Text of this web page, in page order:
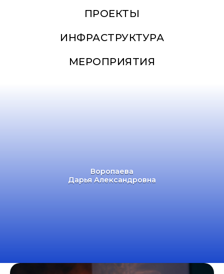
ПРОЕКТЫ
ИНФРАСТРУКТУРА
МЕРОПРИЯТИЯ
Воропаева
Дарья Александровна